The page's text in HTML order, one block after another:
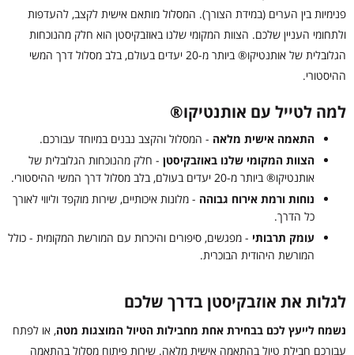
פנימיות בין הערים (במידת הצורך). המסלול מותאם אישית לקצב, להעדפות
ולתחומי העניין שלכם. הצוות המקומי שלנו באוזבקיסטן הוא חלק מהנוכחות
הגלובלית של אותנטיקו® ביותר מ-20 יעדים בעולם, בלב מסלול דרך המשי
ההיסטורי.
למה לטייל עם אותנטיקו®
התאמה אישית מלאה - המסלול והקצב נבנים במיוחד עבורכם.
הצוות המקומי שלנו באוזבקיסטן - חלק מהנוכחות הגלובלית של
אותנטיקו® ביותר מ-20 יעדים בעולם, בלב מסלול דרך המשי ההיסטורי.
נוחות ורמת אירוח גבוהה - מלונות איכותיים, שירות מוקפד וליווי לאורך
כל הדרך.
עומק תרבותי - מפגשים, סיפורים והיכרות עם המורשת המקומית - כולל
המורשת היהודית הבוכרית.
לגלות את אוזבקיסטן בדרך שלכם
נשמח לייעץ לכם בבחירת אחת מחבילות הטיול המוצגות מטה, או לפתח
עבורכם חבילת טיול בהתאמה אישית מלאה. שירות פיתוח מסלול בהתאמה